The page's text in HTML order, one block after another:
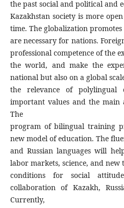
the past social and political and
Kazakhstan society is more
time. The globalization
are necessary for nations.
professional competence of the
the world, and make the
national but also on a global
the relevance of
important values and the main
The
program of bilingual training
new model of education. The
and Russian languages will
labor markets, science, and new
conditions for social
collaboration of Kazakh,
Currently,